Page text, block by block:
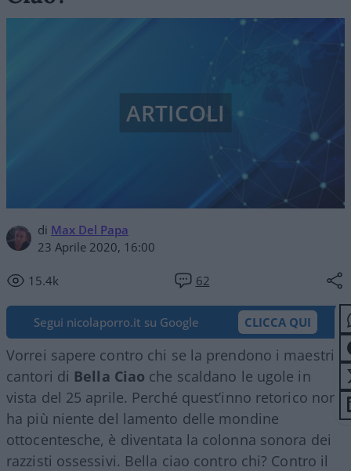
di Max Del Papa
23 Aprile 2020, 16:00
15.4k 62
ARTICOLI
Segui nicolaporro.it su Google CLICCA QUI
Vorrei sapere contro chi se la prendono i maestri
cantori di Bella Ciao che scaldano le ugole in
vista del 25 aprile. Perché quest’inno retorico non
ha più niente del lamento delle mondine
ottocentesche, è diventata la colonna sonora dei
razzisti ossessivi. Bella ciao contro chi? Contro il